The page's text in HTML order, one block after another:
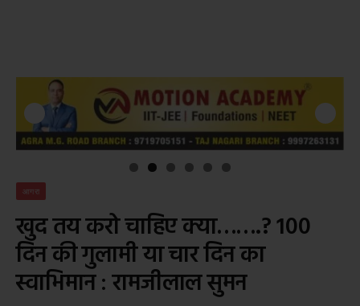
आगरा
खुद तय करो चाहिए क्या…….? 100
दिन की गुलामी या चार दिन का
स्वाभिमान : रामजीलाल सुमन